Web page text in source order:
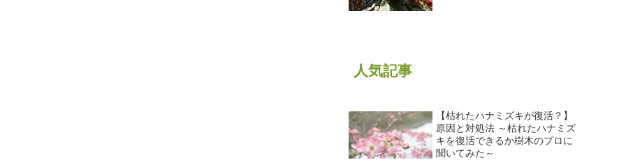
人気記事
【枯れたハナミズキが復活？】
原因と対処法 ～枯れたハナミズ
キを復活できるか樹木のプロに
聞いてみた～